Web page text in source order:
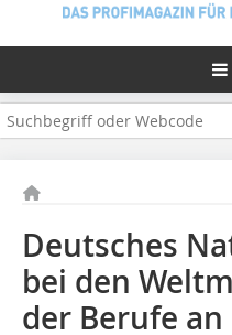
Deutsches
bei den
der Berufe an